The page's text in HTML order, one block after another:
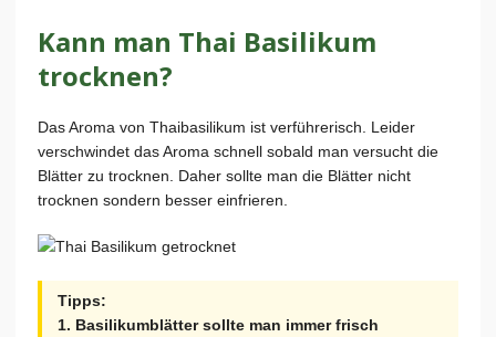
Kann man Thai Basilikum
trocknen?
Das Aroma von Thaibasilikum ist verführerisch. Leider
verschwindet das Aroma schnell sobald man versucht die
Blätter zu trocknen. Daher sollte man die Blätter nicht
trocknen sondern besser einfrieren.
Tipps:
1. Basilikumblätter sollte man immer frisch